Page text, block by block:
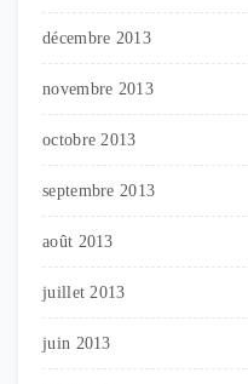
décembre 2013
novembre 2013
octobre 2013
septembre 2013
août 2013
juillet 2013
juin 2013